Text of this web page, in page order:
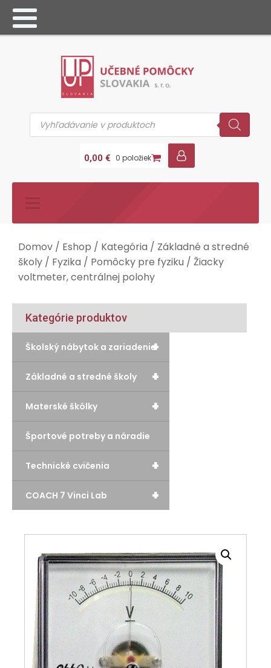
Products
search
0,00 € 0 položiek
Domov / Eshop / Kategória / Základné a stredné
školy / Fyzika / Pomôcky pre fyziku / Žiacky
voltmeter, centrálnej polohy
Kategórie produktov
+
Školský nábytok a zariadenie
+
Základné a stredné školy
+
Materské škôlky
Športové potreby a náradie
+
Technické cvičenia
+
COACH 7 Vinci Lab